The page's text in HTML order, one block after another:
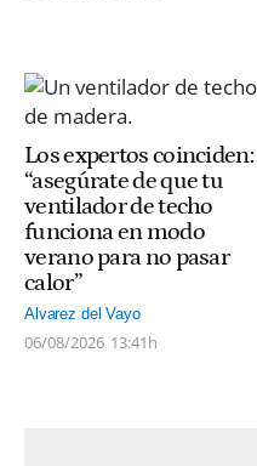
Los expertos coinciden:
“asegúrate de que tu
ventilador de techo
funciona en modo
verano para no pasar
calor”
Alvarez del Vayo
06/08/2026 13:41h